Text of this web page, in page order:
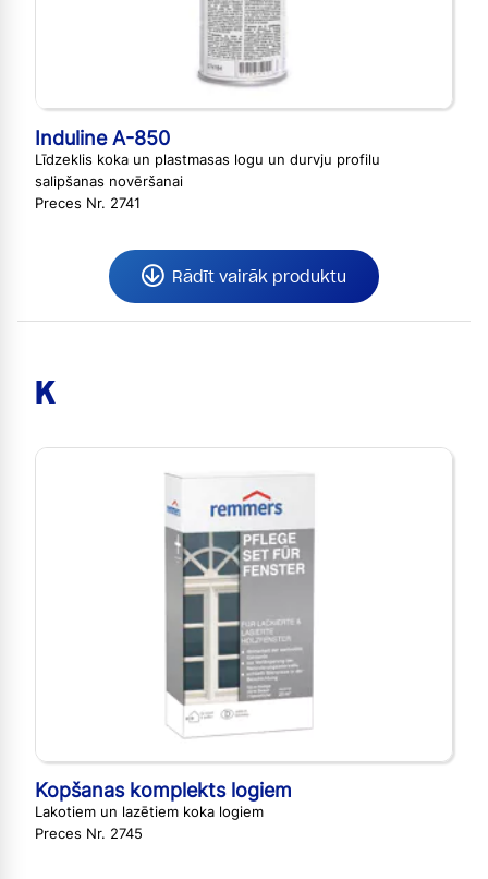
Induline A-850
Līdzeklis koka un plastmasas logu un durvju profilu
salipšanas novēršanai
Preces Nr. 2741
Rādīt vairāk produktu
K
Kopšanas komplekts logiem
Lakotiem un lazētiem koka logiem
Preces Nr. 2745